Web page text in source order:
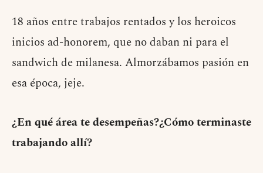
18 años entre trabajos rentados y los heroicos
inicios ad-honorem, que no daban ni para el
sandwich de milanesa. Almorzábamos pasión en
esa época, jeje.
¿En qué área te desempeñas?¿Cómo terminaste
trabajando allí?